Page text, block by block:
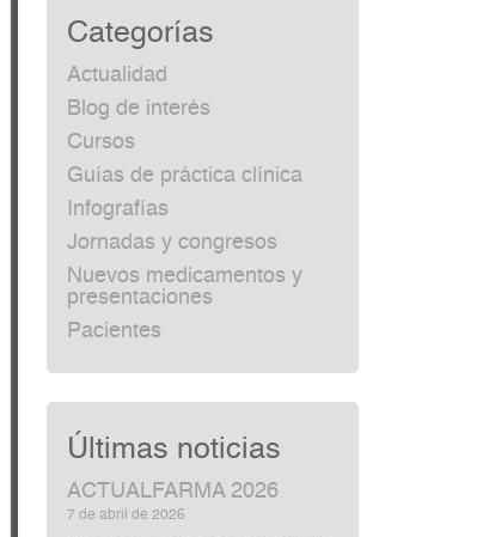
Categorías
Actualidad
Blog de interés
Cursos
Guías de práctica clínica
Infografías
Jornadas y congresos
Nuevos medicamentos y
presentaciones
Pacientes
Últimas noticias
ACTUALFARMA 2026
7 de abril de 2026